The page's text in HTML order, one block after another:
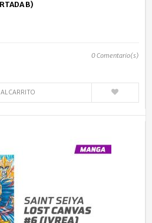
B)
0Comentario(s)
CARRITO